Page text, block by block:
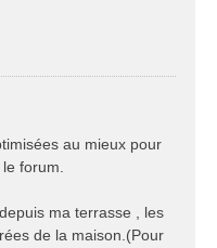
au mieux pour
forum.
ma terrasse , les
de la maison.(Pour